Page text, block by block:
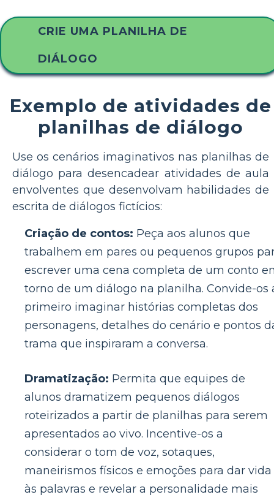
CRIE UMA PLANILHA DE
DIÁLOGO
Exemplo de atividades de
planilhas de diálogo
Use os cenários imaginativos nas planilhas de
diálogo para desencadear atividades de aula
envolventes que desenvolvam habilidades de
escrita de diálogos fictícios:
Criação de contos: Peça aos alunos que
trabalhem em pares ou pequenos grupos
escrever uma cena completa de um conto
torno de um diálogo na planilha. Convide-os
primeiro imaginar histórias completas dos
personagens, detalhes do cenário e pontos
trama que inspiraram a conversa.
Dramatização: Permita que equipes de
alunos dramatizem pequenos diálogos
roteirizados a partir de planilhas para serem
apresentados ao vivo. Incentive-os a
considerar o tom de voz, sotaques,
maneirismos físicos e emoções para dar vida
às palavras e revelar a personalidade mais